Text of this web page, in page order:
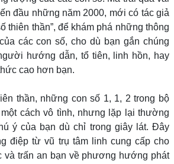
đầu những năm 2000, mới có tác giả
thiên thần”, để khám phá những thông
các con số, cho dù bạn gắn chúng
hướng dẫn, tổ tiên, linh hồn, hay
cao hơn bạn.
thần, những con số 1, 1, 2 trong bộ
cách vô tình, nhưng lặp lại thường
ý của bạn dù chỉ trong giây lát. Đây
điệp từ vũ trụ tâm linh cung cấp cho
và trấn an bạn về phương hướng phát